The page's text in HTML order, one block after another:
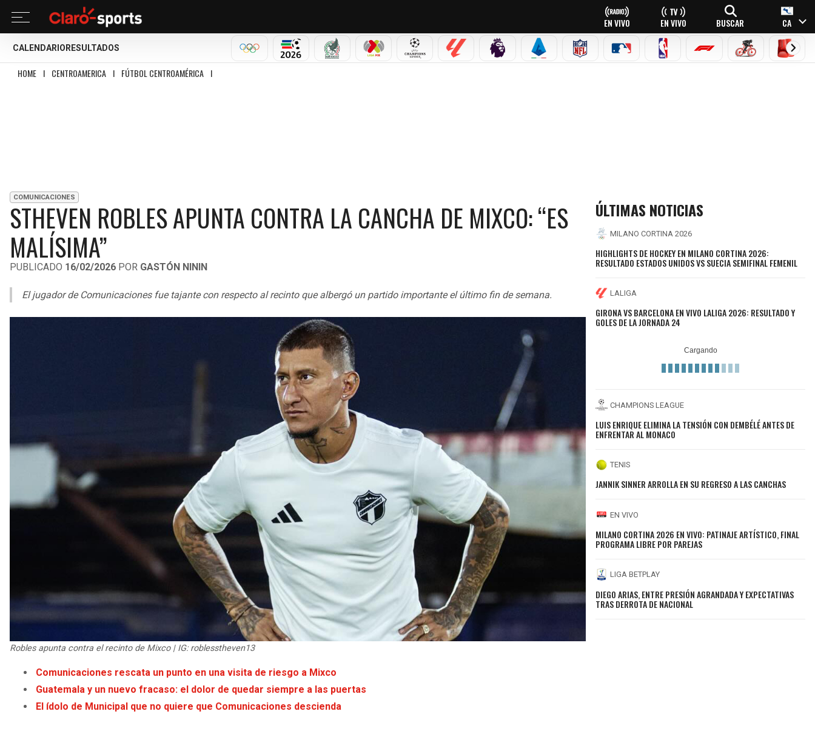
EN VIVO EN VIVO BUSCAR CA
CALENDARIO RESULTADOS
MILANO CORTINA 2026
MUNDIAL 2026SELECCIÓN MEXICANA
LIGA MX CHAMPIONS LEAGUE
LALIGA PREMIER LEAGUE
SERIE A NFL MLB NBA FÓRMULA 1CICLISMOBOXEO
HOME I CENTROAMERICA I FÚTBOL CENTROAMÉRICA I
COMUNICACIONES
STHEVEN ROBLES APUNTA CONTRA LA CANCHA DE MIXCO: “ES
MALÍSIMA”
PUBLICADO 16/02/2026 POR GASTÓN NININ
El jugador de Comunicaciones fue tajante con respecto al recinto que albergó un partido importante el último fin de semana.
Robles apunta contra el recinto de Mixco | IG: roblesstheven13
Comunicaciones rescata un punto en una visita de riesgo a Mixco
Guatemala y un nuevo fracaso: el dolor de quedar siempre a las puertas
El ídolo de Municipal que no quiere que Comunicaciones descienda
ÚLTIMAS NOTICIAS
MILANO CORTINA 2026
HIGHLIGHTS DE HOCKEY EN MILANO CORTINA 2026:
RESULTADO ESTADOS UNIDOS VS SUECIA SEMIFINAL FEMENIL
LALIGA
GIRONA VS BARCELONA EN VIVO LALIGA 2026: RESULTADO Y
GOLES DE LA JORNADA 24
CHAMPIONS LEAGUE
LUIS ENRIQUE ELIMINA LA TENSIÓN CON DEMBÉLÉ ANTES DE
ENFRENTAR AL MONACO
TENIS
JANNIK SINNER ARROLLA EN SU REGRESO A LAS CANCHAS
EN VIVO
MILANO CORTINA 2026 EN VIVO: PATINAJE ARTÍSTICO, FINAL
PROGRAMA LIBRE POR PAREJAS
LIGA BETPLAY
DIEGO ARIAS, ENTRE PRESIÓN AGRANDADA Y EXPECTATIVAS
TRAS DERROTA DE NACIONAL